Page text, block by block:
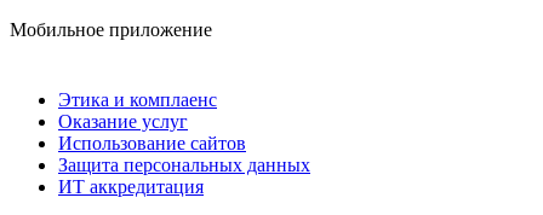
Мобильное приложение
Этика и комплаенс
Оказание услуг
Использование сайтов
Защита персональных данных
ИТ аккредитация